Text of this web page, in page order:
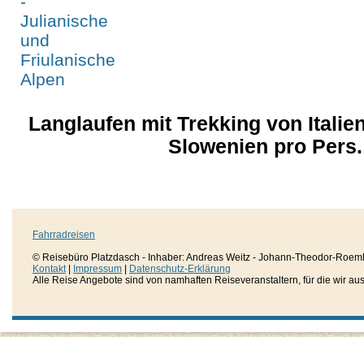
Langlaufen mit Trekking von
Slowenien pro
Fahrradreisen
© Reisebüro Platzdasch - Inhaber: Andreas Weitz - Johann-Theodor-
Kontakt| Impressum
Datenschutz-Erklärung
Alle Reise Angebote sind von namhaften Reiseveranstaltern, für die wir